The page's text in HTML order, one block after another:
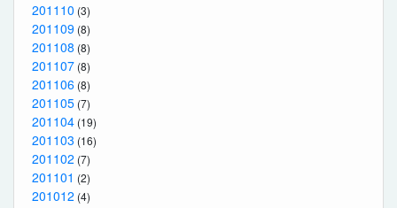
201110 (3)
201109 (8)
201108 (8)
201107 (8)
201106 (8)
201105 (7)
201104 (19)
201103 (16)
201102 (7)
201101 (2)
201012 (4)